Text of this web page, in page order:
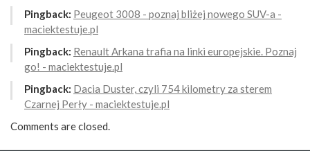
Pingback: Peugeot 3008 - poznaj bliżej nowego SUV-a -
maciektestuje.pl
Pingback: Renault Arkana trafia na linki europejskie. Poznaj
go! - maciektestuje.pl
Pingback: Dacia Duster, czyli 754 kilometry za sterem
Czarnej Perły - maciektestuje.pl
Comments are closed.